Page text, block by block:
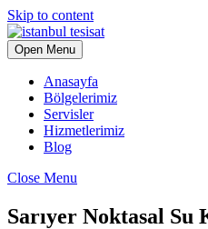
Skip to content
Open Menu
Anasayfa
Bölgelerimiz
Servisler
Hizmetlerimiz
Blog
Close Menu
Sarıyer Noktasal Su